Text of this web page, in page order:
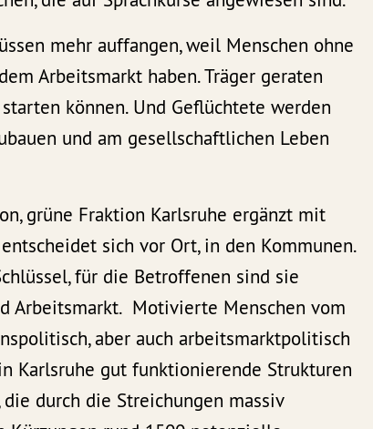
mehr auffangen, weil Menschen ohne
Arbeitsmarkt haben. Träger geraten
können. Und Geflüchtete werden
und am gesellschaftlichen Leben
grüne Fraktion Karlsruhe ergänzt mit
sich vor Ort, in den Kommunen.
für die Betroffenen sind sie
Arbeitsmarkt. Motivierte Menschen vom
aber auch arbeitsmarktpolitisch
Karlsruhe gut funktionierende Strukturen
durch die Streichungen massiv